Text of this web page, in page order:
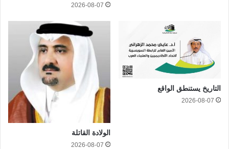
2026-08-07
التاريخ يستنطق الواقع
2026-08-07
الولادة القاتلة
2026-08-07